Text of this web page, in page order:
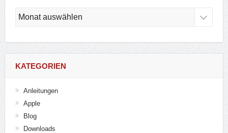
KATEGORIEN
Anleitungen
Apple
Blog
Downloads